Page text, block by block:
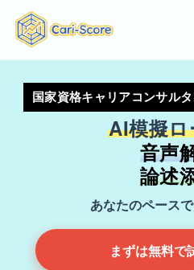
国家資格キャリアコンサル
AI模擬
音声
論述
あなたのペースで
まずは無料で